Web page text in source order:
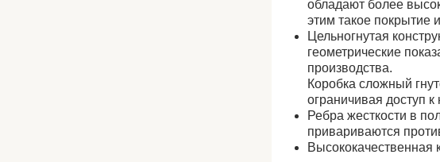
обладают более
этим такое покрытие
Цельногнутая
геометрические
производства.
Коробка сложный
ограничивая доступ к
Ребра жесткости в
привариваются
Высококачественная